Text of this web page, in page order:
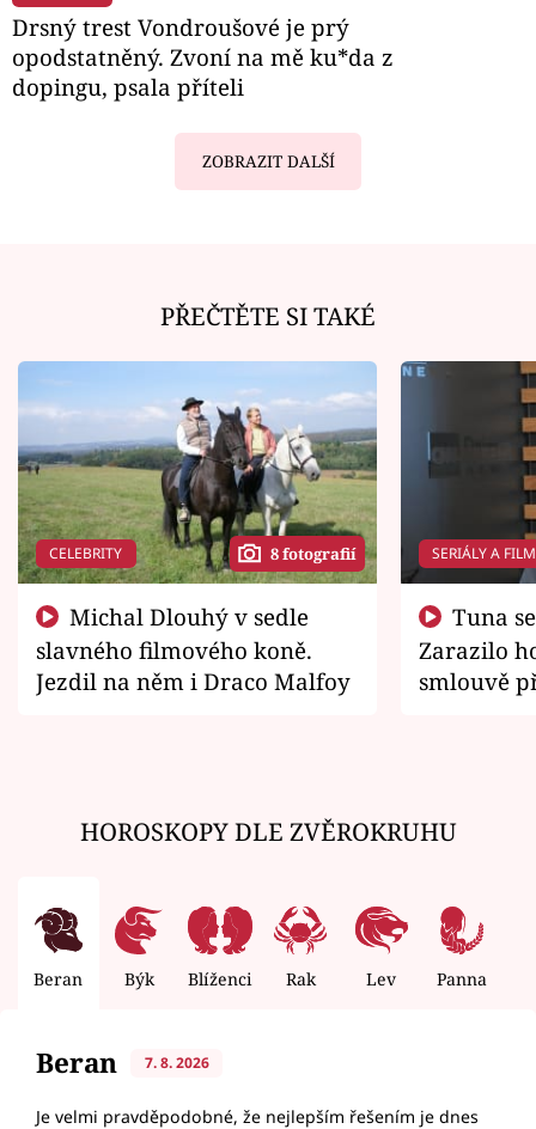
Drsný trest Vondroušové je prý
opodstatněný. Zvoní na mě ku*da z
dopingu, psala příteli
ZOBRAZIT DALŠÍ
PŘEČTĚTE SI TAKÉ
CELEBRITY 8 fotografií
slavného filmového koně.
Jezdil na něm i Draco Malfoy
SERIÁLY A
Zarazilo
smlouvě
HOROSKOPY DLE ZVĚROKRUHU
Beran Býk Blíženci Rak Lev Panna
Beran 7. 8. 2026
Je velmi pravděpodobné, že nejlepším řešením je dnes